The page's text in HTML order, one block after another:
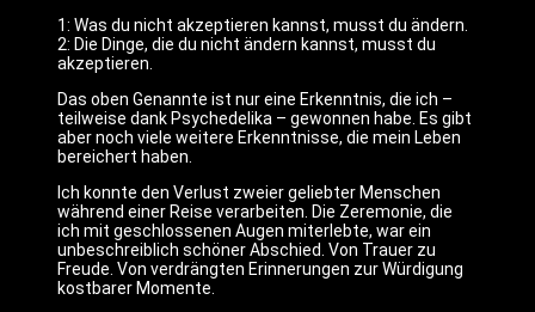
1: Was du nicht akzeptieren kannst, musst du ändern.
2: Die Dinge, die du nicht ändern kannst, musst du
akzeptieren.
Das oben Genannte ist nur eine Erkenntnis, die ich –
teilweise dank Psychedelika – gewonnen habe. Es gibt
aber noch viele weitere Erkenntnisse, die mein Leben
bereichert haben.
Ich konnte den Verlust zweier geliebter Menschen
während einer Reise verarbeiten. Die Zeremonie, die
ich mit geschlossenen Augen miterlebte, war ein
unbeschreiblich schöner Abschied. Von Trauer zu
Freude. Von verdrängten Erinnerungen zur Würdigung
kostbarer Momente.